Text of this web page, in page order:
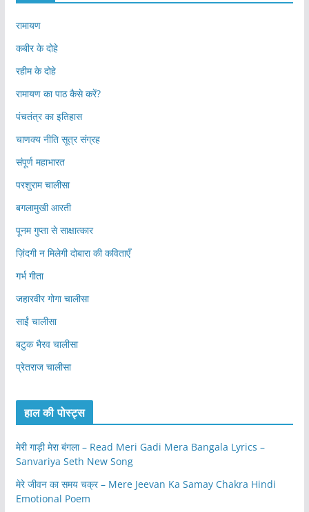
रामायण
कबीर के दोहे
रहीम के दोहे
रामायण का पाठ कैसे करें?
पंचतंत्र का इतिहास
चाणक्य नीति सूत्र संग्रह
संपूर्ण महाभारत
परशुराम चालीसा
बगलामुखी आरती
पूनम गुप्ता से साक्षात्कार
ज़िंदगी न मिलेगी दोबारा की कविताएँ
गर्भ गीता
जहारवीर गोगा चालीसा
साईं चालीसा
बटुक भैरव चालीसा
प्रेतराज चालीसा
हाल की पोस्ट्स
मेरी गाड़ी मेरा बंगला – Read Meri Gadi Mera Bangala Lyrics –
Sanvariya Seth New Song
मेरे जीवन का समय चक्र – Mere Jeevan Ka Samay Chakra Hindi
Emotional Poem